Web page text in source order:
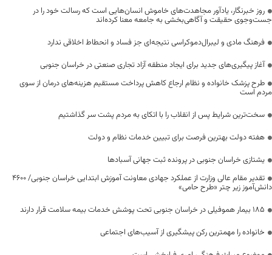
روز خبرنگار، یادآور مجاهدت‌های خاموش انسان‌هایی است که رسالت خود را در
جست‌وجوی حقیقت و آگاهی‌بخشی به جامعه معنا کرده‌اند
فرهنگ مادی و لیبرال‌دموکراسی نتیجه‌ای جز فساد و انحطاط اخلاقی ندارد
آغاز پیگیری‌های جدید برای ایجاد منطقه آزاد تجاری صنعتی در خراسان جنوبی
طرح پزشک خانواده و نظام ارجاع کاهش پرداخت مستقیم هزینه‌های درمان از سوی
مردم است
سخت‌ترین شرایط پس از انقلاب را با اتکای به مردم پشت سر گذاشتیم
هفته دولت بهترین فرصت برای تبیین خدمات نظام و دولت
یشتازی خراسان جنوبی در پرونده ثبت جهانی آسبادها
تقدیر مقام عالی وزارت از عملکرد جهادی معاونت آموزش ابتدایی خراسان جنوبی/ ۴۶۰۰
دانش‌آموز زیر چتر «طرح حامی»
۱۸۵ بیمار هموفیلی در خراسان جنوبی تحت پوشش خدمات بیمه سلامت قرار دارند
خانواده را مهمترین رکن پیشگیری از آسیب‌های اجتماعی